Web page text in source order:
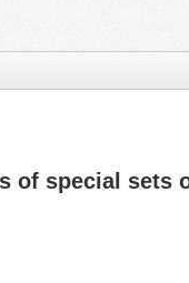
of special sets